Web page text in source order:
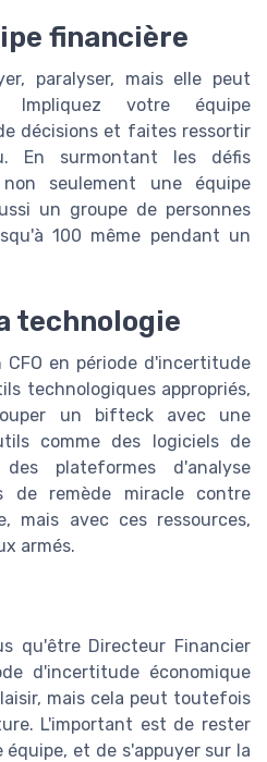
financière
paralyser, mais elle peut
Impliquez votre équipe
décisions et faites ressortir
En surmontant les défis
seulement une équipe
un groupe de personnes
100 même pendant un
technologie
en période d'incertitude
technologiques appropriés,
un bifteck avec une
comme des logiciels de
plateformes d'analyse
remède miracle contre
mais avec ces ressources,
armés.
qu'être Directeur Financier
d'incertitude économique
mais cela peut toutefois
L'important est de rester
et de s'appuyer sur la